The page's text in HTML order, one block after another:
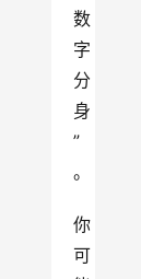
数
字
分
身
”
。
你
可